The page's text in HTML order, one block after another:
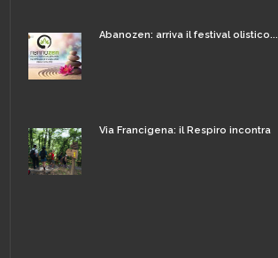
Abanozen: arriva il festival olistico...
Via Francigena: il Respiro incontra